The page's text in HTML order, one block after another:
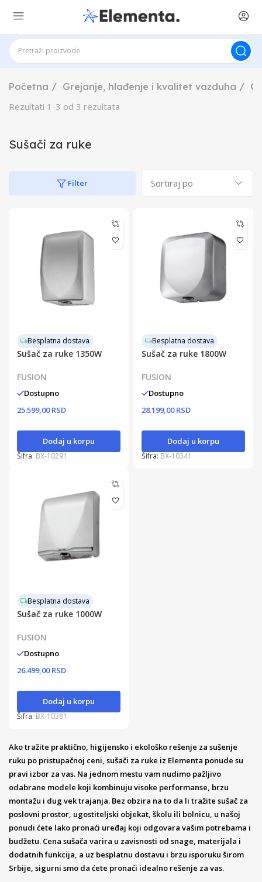
Početna Grejanje, hlađenje i kvalitet vazduha
Rezultati 1 -3 od 3 rezultata
Sušači za ruke
Filter
Besplatna dostava
Sušač za ruke 1350W
FUSION
Dostupno
25.599,00 RSD
Dodaj u korpu
Šifra: BX-10291
Besplatna dostava
Sušač za ruke 1800W
FUSION
Dostupno
28.199,00 RSD
Dodaj u korpu
Šifra: BX-10341
Besplatna dostava
Sušač za ruke 1000W
FUSION
Dostupno
26.499,00 RSD
Dodaj u korpu
Šifra: BX-10381
Ako tražite praktično, higijensko i ekološko rešenje za sušenje
ruku po pristupačnoj ceni, sušači za ruke iz Elementa ponude su
pravi izbor za vas. Na jednom mestu vam nudimo pažljivo
odabrane modele koji kombinuju visoke performanse, brzu
montažu i dug vek trajanja. Bez obzira na to da li tražite sušač za
poslovni prostor, ugostiteljski objekat, školu ili bolnicu, u našoj
ponudi ćete lako pronaći uređaj koji odgovara vašim potrebama i
budžetu. Cena sušača varira u zavisnosti od snage, materijala i
dodatnih funkcija, a uz besplatnu dostavu i brzu isporuku širom
Srbije, sigurni smo da ćete pronaći idealno rešenje za vas.